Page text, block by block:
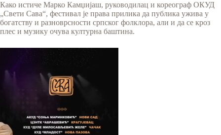
Како истиче Марко Камџијаш, руководилац и кореограф ОКУД
„Свети Сава“, фестивал је права прилика да публика ужива у
богатству и разноврсности српског фолклора, али и да се кроз
плес и музику очува културна баштина.